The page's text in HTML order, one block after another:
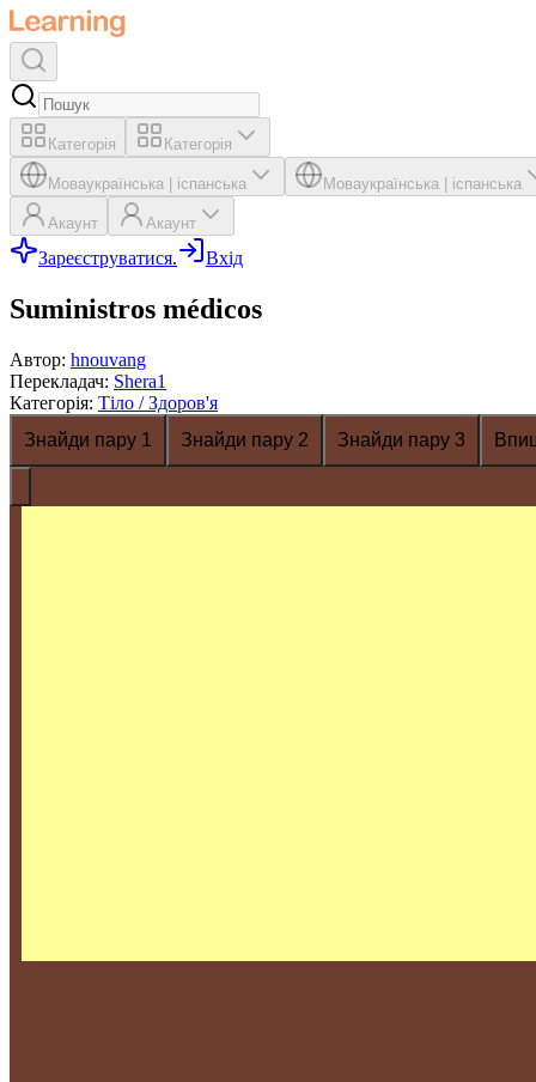
Категорія Категорія
Моваукраїнська іспанська Моваукраїнська іспанська
Акаунт Акаунт
Зареєструватися. Вхід
Suministros médicos
Автор: hnouvang
Перекладач: Shera1
Категорія: Тіло / Здоров'я
Знайди пару 1
Знайди пару 2 Знайди пару 3